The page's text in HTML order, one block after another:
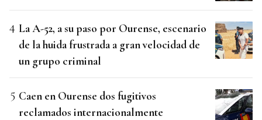
La A-52, a su paso por Ourense, escenario
de la huida frustrada a gran velocidad de
un grupo criminal
Caen en Ourense dos fugitivos
reclamados internacionalmente